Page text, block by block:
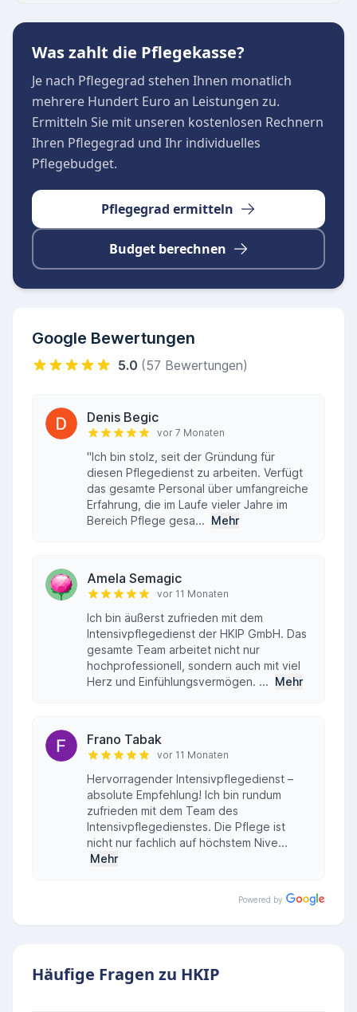
sichergestellt, sondern auch eine wertvolle
Entlastung für die Angehörigen geschaffen.
Was zahlt die Pflegekasse?
Je nach Pflegegrad stehen Ihnen monatlich
mehrere Hundert Euro an Leistungen zu.
Ermitteln Sie mit unseren kostenlosen Rechnern
Ihren Pflegegrad und Ihr individuelles
Pflegebudget.
Pflegegrad ermitteln
Budget berechnen
Google Bewertungen
5.0 (57 Bewertungen)
Denis Begic
vor 7 Monaten
"Ich bin stolz, seit der Gründung für
diesen Pflegedienst zu arbeiten. Verfügt
das gesamte Personal über umfangreiche
Erfahrung, die im Laufe vieler Jahre im
Bereich Pflege gesa... Mehr
Amela Semagic
vor 11 Monaten
Ich bin äußerst zufrieden mit dem
Intensivpflegedienst der HKIP GmbH. Das
gesamte Team arbeitet nicht nur
hochprofessionell, sondern auch mit viel
Herz und Einfühlungsvermögen. ... Mehr
Frano Tabak
vor 11 Monaten
Hervorragender Intensivpflegedienst –
absolute Empfehlung! Ich bin rundum
zufrieden mit dem Team des
Intensivpflegedienstes. Die Pflege ist
nicht nur fachlich auf höchstem Nive...
Mehr
Powered by
Häufige Fragen zu HKIP